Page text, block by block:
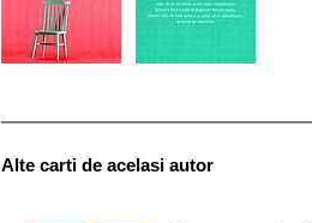
Alte carti de acelasi autor